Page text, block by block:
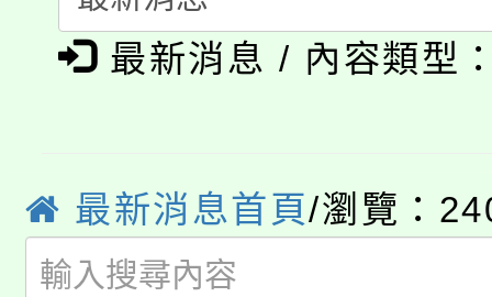
程，歡迎學生輔導中心
心理、諮商輔導、社會
門員」簡章及活動海報
程
學期銜接期間理賠案件
代理(課)教師甄選結果(
「2026金融保險知識
車」活動
桃園市115學年度學生
最新消息 / 內容類型
最新消息首頁/瀏覽：